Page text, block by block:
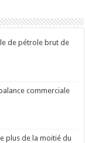
de pétrole brut de
commerciale
plus de la moitié du